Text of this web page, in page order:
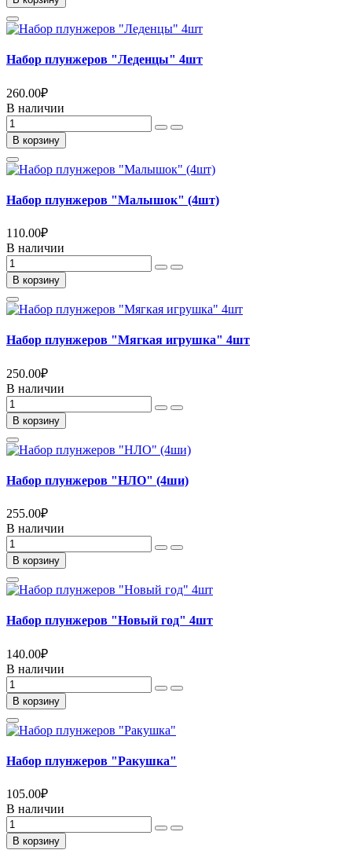
Набор плунжеров "Леденцы" 4шт
260.00₽
В наличии
В корзину
Набор плунжеров "Малышок" (4шт)
110.00₽
В наличии
В корзину
Набор плунжеров "Мягкая игрушка" 4шт
250.00₽
В наличии
В корзину
Набор плунжеров "НЛО" (4ши)
255.00₽
В наличии
В корзину
Набор плунжеров "Новый год" 4шт
140.00₽
В наличии
В корзину
Набор плунжеров "Ракушка"
105.00₽
В наличии
В корзину